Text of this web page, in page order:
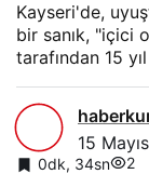
Kayseri'de,
bir sanık, "içici
tarafından 15
15
0dk, 34sn 2